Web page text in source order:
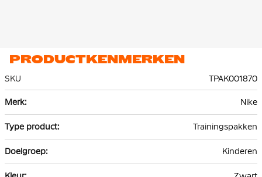
PRODUCTKENMERKEN
SKU
TPAK001870
informatie
Nike
Trainingspakken
Kinderen